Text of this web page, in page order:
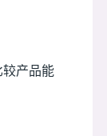
产品能